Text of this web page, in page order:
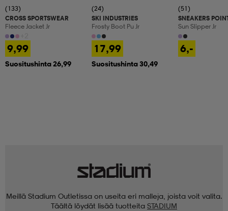
(133)
CROSS SPORTSWEAR
Fleece Jacket Jr
9,99
Suositushinta 26,99
(24)
SKI INDUSTRIES
Frosty Boot Pu Jr
17,99
Suositushinta 30,49
(51)
SNEAKERS
Sun Slipper Jr
6,-
Meillä Stadium Outletissa on useita eri malleja, joista voit valita.
Täältä löydät lisää tuotteita STADIUM